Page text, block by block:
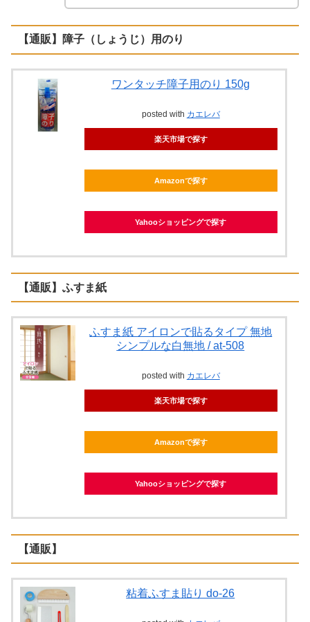
【通販】障子（しょうじ）用のり
ワンタッチ障子用のり 150g
posted with カエレバ
楽天市場で探す
Amazonで探す
Yahooショッピングで探す
【通販】ふすま紙
ふすま紙 アイロンで貼るタイプ 無地
シンプルな白無地 / at-508
posted with カエレバ
楽天市場で探す
Amazonで探す
Yahooショッピングで探す
【通販】
粘着ふすま貼り do-26